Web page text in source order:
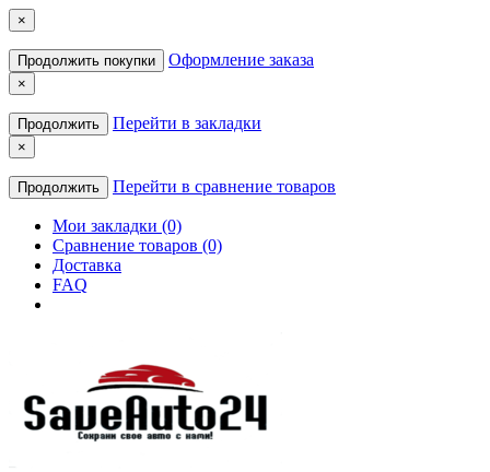
×
Продолжить покупки Оформление заказа
×
Продолжить Перейти в закладки
×
Продолжить Перейти в сравнение товаров
Мои закладки (0)
Сравнение товаров (0)
Доставка
FAQ